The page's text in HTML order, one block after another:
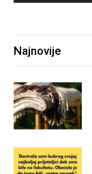
Najnovije